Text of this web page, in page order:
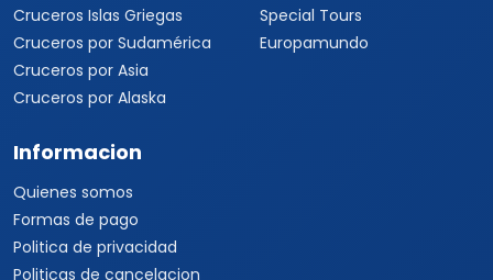
Cruceros Islas Griegas
Cruceros por Sudamérica
Cruceros por Asia
Cruceros por Alaska
Special Tours
Europamundo
Informacion
Quienes somos
Formas de pago
Politica de privacidad
Politicas de cancelacion